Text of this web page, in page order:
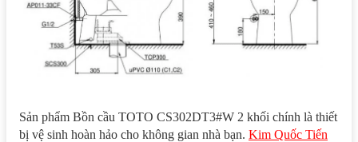
Sản phẩm Bồn cầu TOTO CS302DT3#W 2 khối chính là thiết
bị vệ sinh hoàn hảo cho không gian nhà bạn. Kim Quốc Tiến